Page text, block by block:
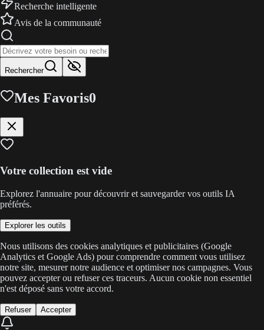
Recherche intelligente
Avis de la communauté
Rechercher
Mes Favoris0
Votre collection est vide
Explorez l'annuaire pour découvrir et sauvegarder vos outils IA
préférés.
Explorer les outils
Nous utilisons des cookies analytiques et publicitaires (Google
Analytics et Google Ads) pour comprendre comment vous utilisez
notre site, mesurer notre audience et optimiser nos campagnes. Vous
pouvez accepter ou refuser ces traceurs. Aucun cookie non essentiel
n'est déposé sans votre accord.
Refuser Accepter